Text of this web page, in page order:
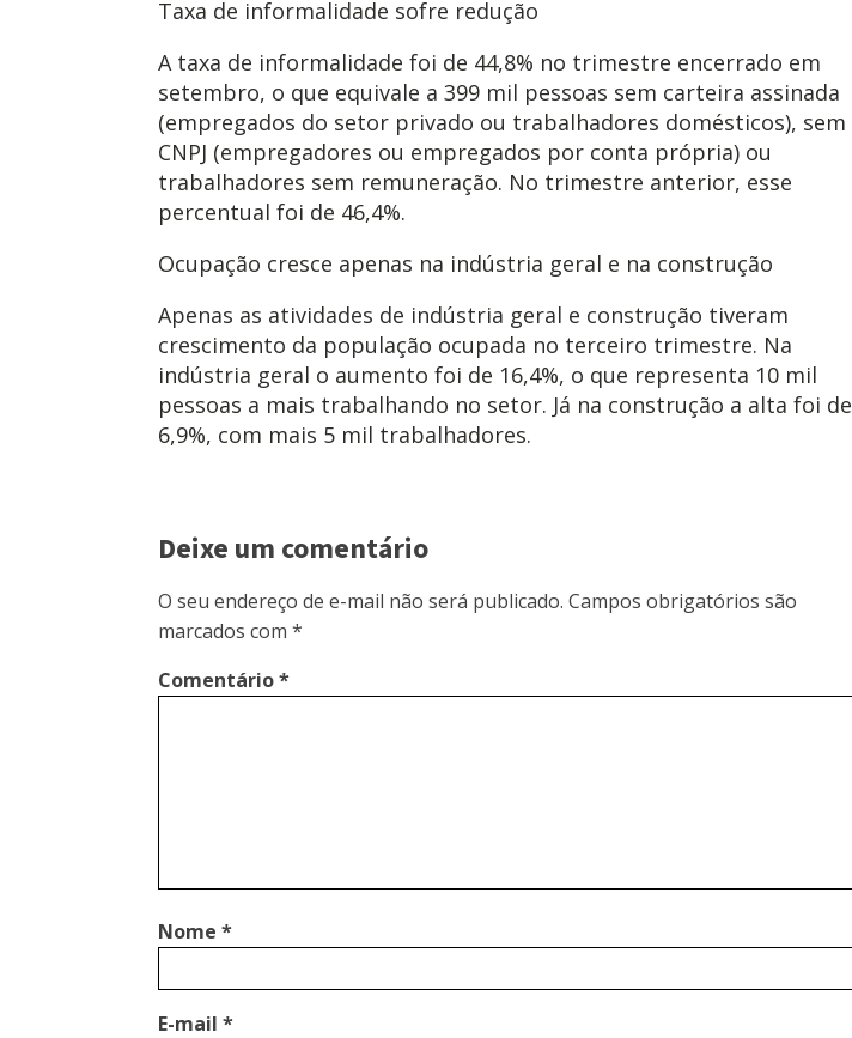
Taxa de informalidade sofre redução
A taxa de informalidade foi de 44,8% no trimestre encerrado em
setembro, o que equivale a 399 mil pessoas sem carteira assinada
(empregados do setor privado ou trabalhadores domésticos), sem
CNPJ (empregadores ou empregados por conta própria) ou
trabalhadores sem remuneração. No trimestre anterior, esse
percentual foi de 46,4%.
Ocupação cresce apenas na indústria geral e na construção
Apenas as atividades de indústria geral e construção tiveram
crescimento da população ocupada no terceiro trimestre. Na
indústria geral o aumento foi de 16,4%, o que representa 10 mil
pessoas a mais trabalhando no setor. Já na construção a alta foi de
6,9%, com mais 5 mil trabalhadores.
Deixe um comentário
O seu endereço de e-mail não será publicado. Campos obrigatórios são
marcados com *
Comentário*
Nome *
E-mail *